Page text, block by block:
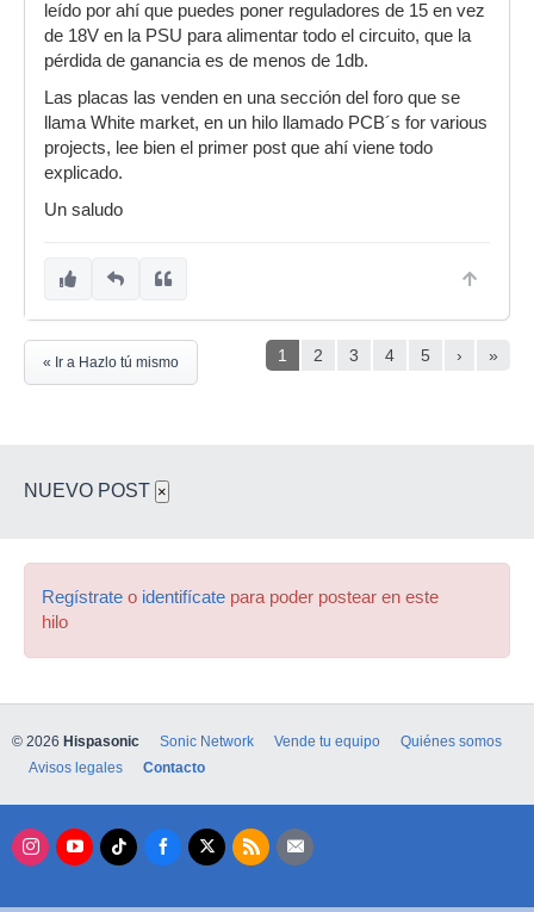
leído por ahí que puedes poner reguladores de 15 en vez
de 18V en la PSU para alimentar todo el circuito, que la
pérdida de ganancia es de menos de 1db.
Las placas las venden en una sección del foro que se
llama White market, en un hilo llamado PCB´s for various
projects, lee bien el primer post que ahí viene todo
explicado.
Un saludo
1 2 3 4 5 › »
« Ir a Hazlo tú mismo
NUEVO POST ×
Regístrate o identifícate para poder postear en este
hilo
© 2026 Hispasonic Sonic Network Vende tu equipo
Quiénes somos
Avisos legales
Contacto